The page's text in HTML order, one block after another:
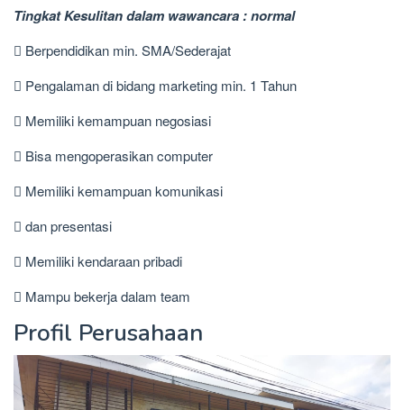
Tingkat Kesulitan dalam wawancara : normal
 Berpendidikan min. SMA/Sederajat
 Pengalaman di bidang marketing min. 1 Tahun
 Memiliki kemampuan negosiasi
 Bisa mengoperasikan computer
 Memiliki kemampuan komunikasi
 dan presentasi
 Memiliki kendaraan pribadi
 Mampu bekerja dalam team
Profil Perusahaan